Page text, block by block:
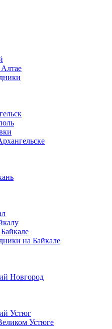
на Байкале
Новгород
Устюг
Устюге